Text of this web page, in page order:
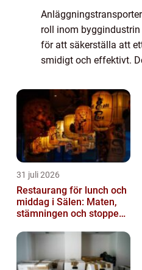
roll inom
för att säkerställa att
smidigt och effektivt.
31 juli 2026
Restaurang för lunch och
middag i Sälen: Maten,
stämningen och stoppen